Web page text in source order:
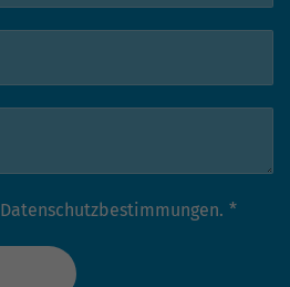
Datenschutzbestimmungen. *